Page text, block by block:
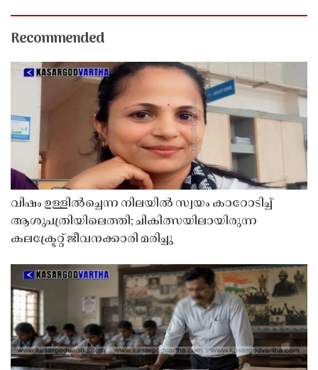
Recommended
വിഷം ഉള്ളിൽച്ചെന്ന നിലയിൽ സ്വയം കാറോടിച്ച്
ആശുപത്രിയിലെത്തി; ചികിത്സയിലായിരുന്ന
കലക്ട്രേറ്റ് ജീവനക്കാരി മരിച്ചു